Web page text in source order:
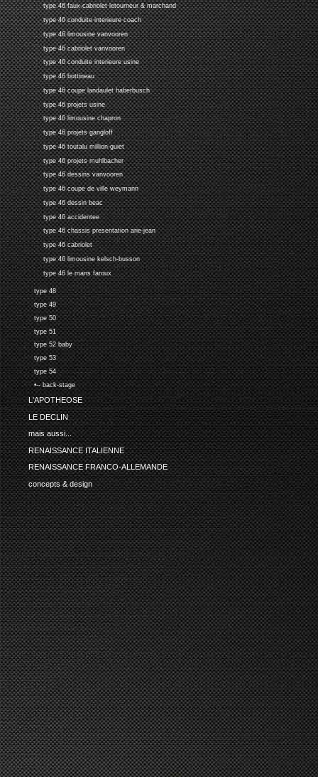
type 46 faux-cabriolet letourneur & marchand
type 46 conduite interieure coach
type 46 limousine vanvooren
type 46 cabriolet vanvooren
type 46 conduite interieure usine
type 46 bottineau
type 46 coupe landaulet haberbusch
type 46 projets usine
type 46 limousine chapron
type 46 projets gangloff
type 46 toutalu million-guiet
type 46 projets muhlbacher
type 46 dessins vanvooren
type 46 coupe de ville weymann
type 46 dessin beac
type 46 accidentee
type 46 chassis presentation arie-jean
type 46 cabriolet
type 46 limousine kelsch-busson
type 46 le mans faroux
type 48
type 49
type 50
type 51
type 52 baby
type 53
type 54
•-- back-stage
L'APOTHEOSE
LE DECLIN
mais aussi...
RENAISSANCE ITALIENNE
RENAISSANCE FRANCO-ALLEMANDE
concepts & design